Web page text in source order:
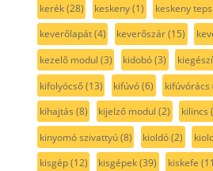
kerék(28) keskeny(1) keskeny tepsi
keverőlapát(4) keverőszár(15)
kezelő modul (3) kidobó(3)
kifolyócső(13) kifúvó(6) kifúvórács
kihajtás (8) kijelző modul (2) kilincs
kinyomó szivattyú(8) kioldó(2)
kisgép(12) kisgépek(39) kiskefe